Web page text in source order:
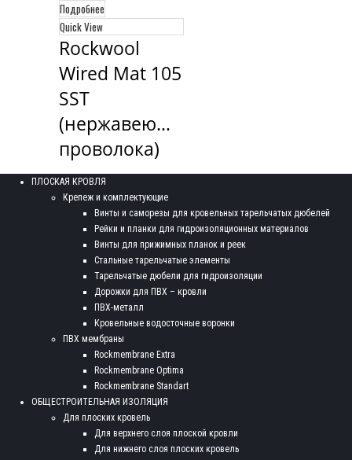
Подробнее
Quick View
Rockwool
Wired Mat 105
SST
(нержавеющая
проволока)
ПЛОСКАЯ КРОВЛЯ
Крепеж и комплектующие
Винты и саморезы для кровельных тарельчатых дюбелей
Рейки и планки для гидроизоляционных материалов
Винты для прижимных планок и реек
Стальные тарельчатые элементы
Тарельчатые дюбели для гидроизоляции
Дорожки для ПВХ – кровли
ПВХ-металл
Кровельные водосточные воронки
ПВХ мембраны
Rockmembrane Extra
Rockmembrane Optima
Rockmembrane Standart
ОБЩЕСТРОИТЕЛЬНАЯ ИЗОЛЯЦИЯ
Для плоских кровель
Для верхнего слоя плоской кровли
Для нижнего слоя плоских кровель